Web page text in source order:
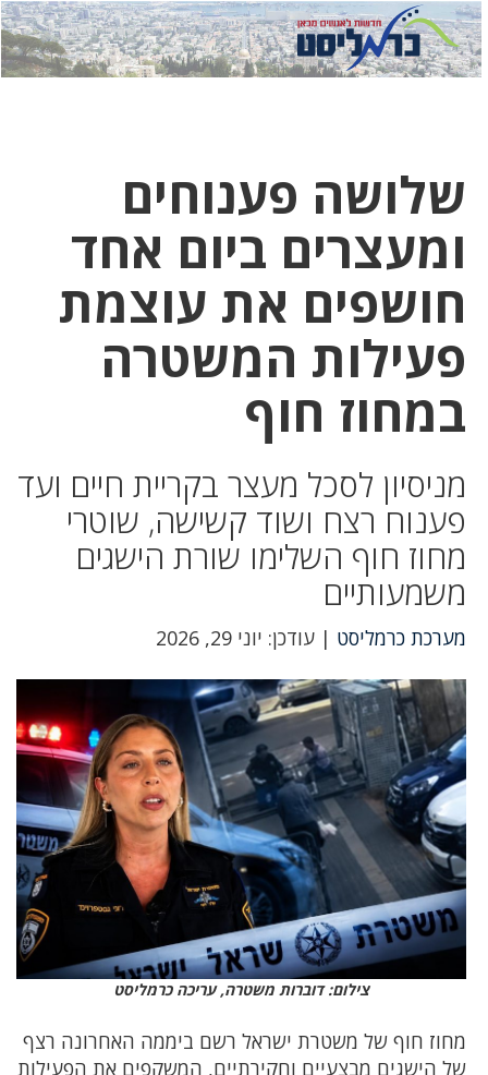
לחץ
כאן
לחץ
כדי
שלושה פענוחים
ומעצרים ביום אחד
חושפים את עוצמת
פעילות המשטרה
במחוז חוף
מניסיון לסכל מעצר בקריית חיים ועד
פענוח רצח ושוד קשישה, שוטרי
מחוז חוף השלימו שורת הישגים
משמעותיים
מערכת כרמליסט | עודכן: יוני 29, 2026
צילום: דוברות משטרה, עריכה כרמליסט
מחוז חוף של משטרת ישראל רשם ביממה האחרונה רצף
של הישגים מבצעיים וחקירתיים, המשקפים את הפעילות